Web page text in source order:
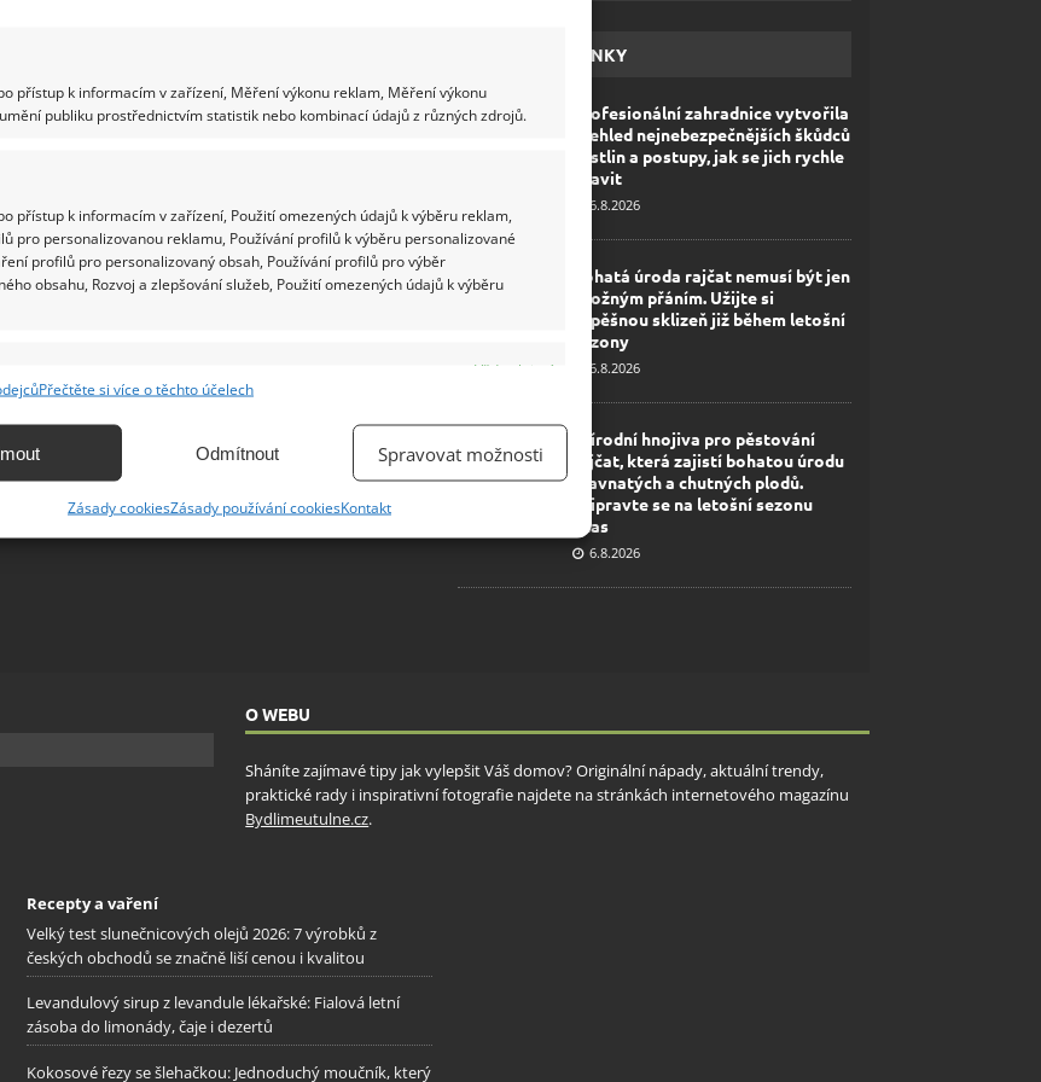
přístup k informacím v zařízení, Měření výkonu reklam, Měření výkonu
publiku prostřednictvím statistik nebo kombinací údajů z různých zdrojů.
přístup k informacím v zařízení, Použití omezených údajů k výběru reklam,
pro personalizovanou reklamu, Používání profilů k výběru personalizované
profilů pro personalizovaný obsah, Používání profilů pro výběr
obsahu, Rozvoj a zlepšování služeb, Použití omezených údajů k výběru
Vždy aktivní
na základě automaticky přenášených informací.
vyžádaných informací.
Přečtěte si více o těchto účelech
Odmítnout Spravovat možnosti
Zásady cookiesZásady používání cookiesKontakt
ŽHAVÉ NOVINKY
Profesionální zahradnice vytvořila
přehled nejnebezpečnějších škůdců
rostlin a postupy, jak se jich rychle
zbavit
6.8.2026
Bohatá úroda rajčat nemusí být jen
zbožným přáním. Užijte si
úspěšnou sklizeň již během letošní
sezony
6.8.2026
Přírodní hnojiva pro pěstování
rajčat, která zajistí bohatou úrodu
šťavnatých a chutných plodů.
Připravte se na letošní sezonu
včas
6.8.2026
O WEBU
Sháníte zajímavé tipy jak vylepšit Váš domov? Originální nápady, aktuální trendy,
praktické rady i inspirativní fotografie najdete na stránkách internetového magazínu
Bydlimeutulne.cz.
Recepty a vaření
Velký test slunečnicových olejů 2026: 7 výrobků z
českých obchodů se značně liší cenou i kvalitou
Levandulový sirup z levandule lékařské: Fialová letní
zásoba do limonády, čaje i dezertů
Kokosové řezy se šlehačkou: Jednoduchý moučník, který